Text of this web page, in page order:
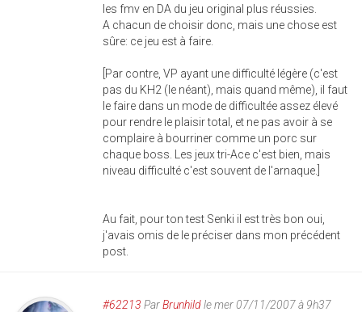
les fmv en DA du jeu original plus réussies.
A chacun de choisir donc, mais une chose est
sûre: ce jeu est à faire.
[Par contre, VP ayant une difficulté légère (c'est
pas du KH2 (le néant), mais quand même), il faut
le faire dans un mode de difficultée assez élevé
pour rendre le plaisir total, et ne pas avoir à se
complaire à bourriner comme un porc sur
chaque boss. Les jeux tri-Ace c'est bien, mais
niveau difficulté c'est souvent de l'arnaque.]
Au fait, pour ton test Senki il est très bon oui,
j'avais omis de le préciser dans mon précédent
post.
#62213 ParBrunhildle mer 07/11/2007 à 9h37